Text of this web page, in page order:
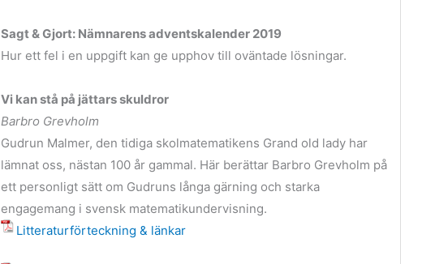
Sagt & Gjort: Nämnarens adventskalender 2019
Hur ett fel i en uppgift kan ge upphov till oväntade lösningar.
Vi kan stå på jättars skuldror
Barbro Grevholm
Gudrun Malmer, den tidiga skolmatematikens Grand old lady har
lämnat oss, nästan 100 år gammal. Här berättar Barbro Grevholm på
ett personligt sätt om Gudruns långa gärning och starka
engagemang i svensk matematikundervisning.
Litteraturförteckning & länkar